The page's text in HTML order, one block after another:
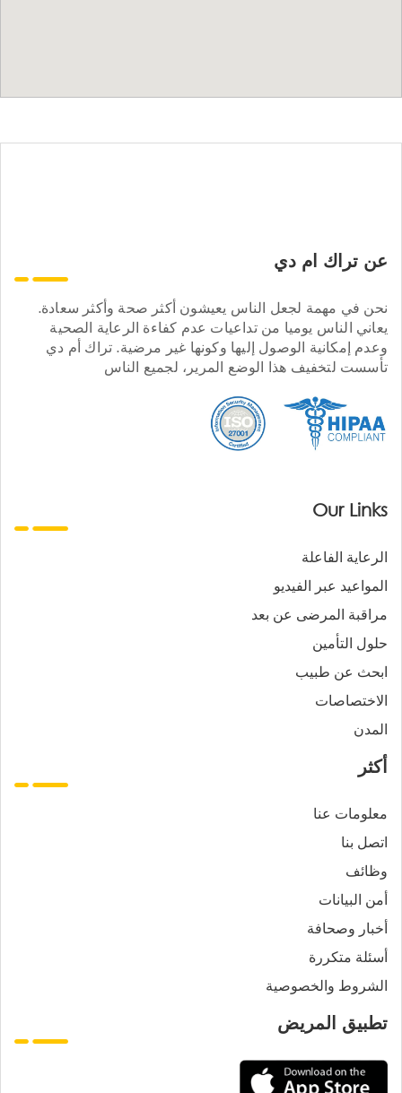
عن تراك ام دي
نحن في مهمة لجعل الناس يعيشون أكثر صحة وأكثر سعادة.
يعاني الناس يوميا من تداعيات عدم كفاءة الرعاية الصحية
وعدم إمكانية الوصول إليها وكونها غير مرضية. تراك أم دي
تأسست لتخفيف هذا الوضع المرير، لجميع الناس
Our Links
الرعاية الفاعلة
المواعيد عبر الفيديو
مراقبة المرضى عن بعد
حلول التأمين
ابحث عن طبيب
الاختصاصات
المدن
أكثر
معلومات عنا
اتصل بنا
وظائف
أمن البيانات
أخبار وصحافة
أسئلة متكررة
الشروط والخصوصية
تطبيق المريض